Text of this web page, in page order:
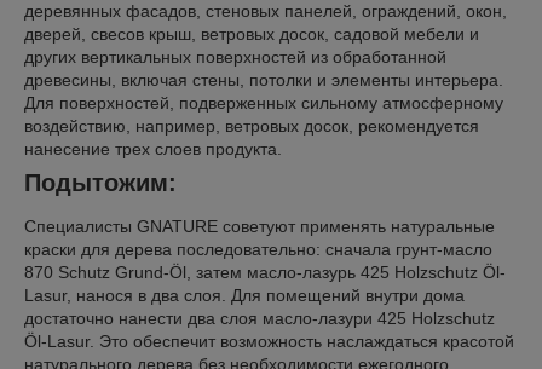
деревянных фасадов, стеновых панелей, ограждений, окон,
дверей, свесов крыш, ветровых досок, садовой мебели и
других вертикальных поверхностей из обработанной
древесины, включая стены, потолки и элементы интерьера.
Для поверхностей, подверженных сильному атмосферному
воздействию, например, ветровых досок, рекомендуется
нанесение трех слоев продукта.
Подытожим:
Специалисты GNATURE советуют применять натуральные
краски для дерева последовательно: сначала грунт-масло
870 Schutz Grund-Öl, затем масло-лазурь 425 Holzschutz Öl-
Lasur, нанося в два слоя. Для помещений внутри дома
достаточно нанести два слоя масло-лазури 425 Holzschutz
Öl-Lasur. Это обеспечит возможность наслаждаться красотой
натурального дерева без необходимости ежегодного